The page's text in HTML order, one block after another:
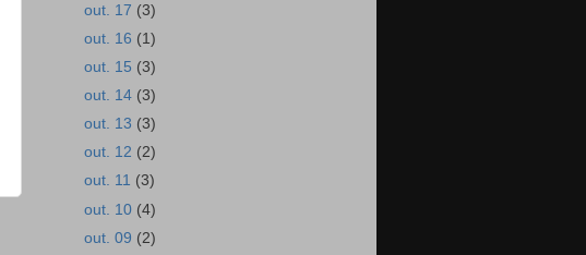
out. 17 (3)
out. 16 (1)
out. 15 (3)
out. 14 (3)
out. 13 (3)
out. 12 (2)
out. 11 (3)
out. 10 (4)
out. 09 (2)